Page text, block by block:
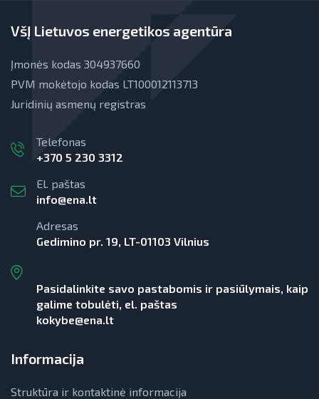
VšĮ Lietuvos energetikos agentūra
Įmonės kodas 304937660
PVM mokėtojo kodas LT100012113713
Juridinių asmenų registras
Telefonas
+370 5 230 3312
El. paštas
info@ena.lt
Adresas
Gedimino pr. 19, LT-01103 Vilnius
Pasidalinkite savo pastabomis ir pasiūlymais, kaip
galime tobulėti, el. paštas
kokybe@ena.lt
Informacija
Struktūra ir kontaktinė informacija